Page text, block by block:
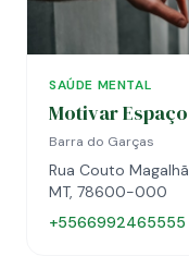
SAÚDE MENTAL
Motivar
Barra do Garças
Rua Couto
MT, 78600-000
+5566992465555